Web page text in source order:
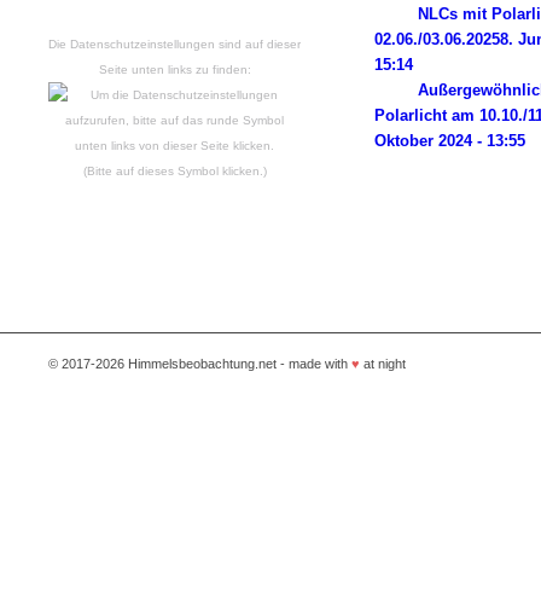
Die Datenschutzeinstellungen sind auf dieser
Seite unten links zu finden:
(Bitte auf dieses Symbol klicken.)
NLCs mit
02.06./03.06.20258.
15:14
Polarlicht am 10.10./
Oktober 2024 - 13:55
© 2017-2026 Himmelsbeobachtung.net - made with ♥ at night